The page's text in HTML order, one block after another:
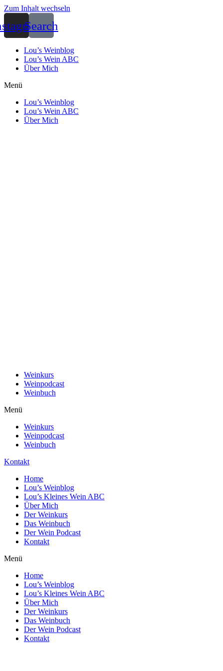
Zum Inhalt wechseln
Search
Lou’s Weinblog
Lou’s Wein ABC
Über Mich
Menü
Lou’s Weinblog
Lou’s Wein ABC
Über Mich
Weinkurs
Weinpodcast
Weinbuch
Menü
Weinkurs
Weinpodcast
Weinbuch
Kontakt
Home
Lou’s Weinblog
Lou’s Kleines Wein ABC
Über Mich
Der Weinkurs
Das Weinbuch
Der Wein Podcast
Kontakt
Menü
Home
Lou’s Weinblog
Lou’s Kleines Wein ABC
Über Mich
Der Weinkurs
Das Weinbuch
Der Wein Podcast
Kontakt